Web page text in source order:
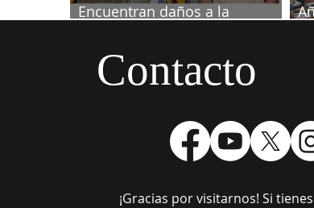
Encuentran daños a la
Contacto
¡Gracias por visitarnos! Si